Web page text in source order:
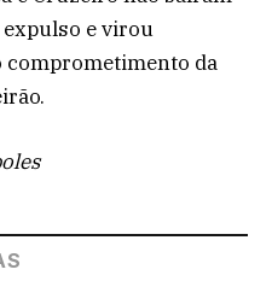
expulso e virou
comprometimento da